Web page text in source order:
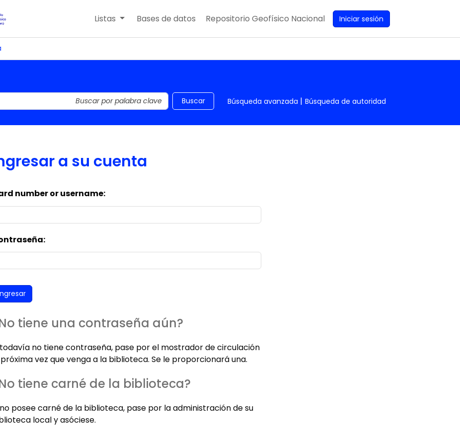
Listas Bases de datos Repositorio Geofísico Nacional Iniciar sesión
en el catálogo por palabra clave Buscar Búsqueda avanzada Búsqueda de autoridad
a su cuenta
number or username:
tiene una contraseña aún?
no tiene contraseña, pase por el mostrador de circulación
vez que venga a la biblioteca. Se le proporcionará una.
tiene carné de la biblioteca?
posee carné de la biblioteca, pase por la administración de su
local y asóciese.